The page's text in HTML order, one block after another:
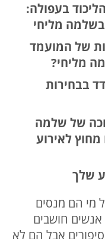
בעפולה:
מליחי
של המועמד
מליחי?
בבחירות
של שלמה
לאירוע
שלך
מי הם מנסים
חושבים
אבל הם לא